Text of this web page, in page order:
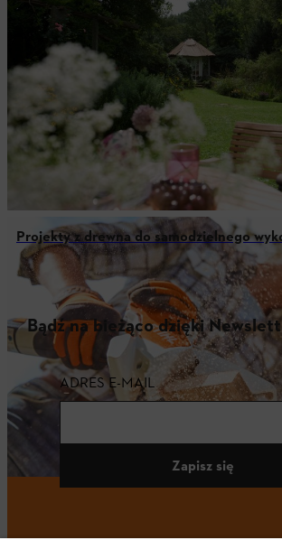
Projekty z drewna do samodzielnego
Bądź na bieżąco dzięki
ADRES E-MAIL
Zapisz się